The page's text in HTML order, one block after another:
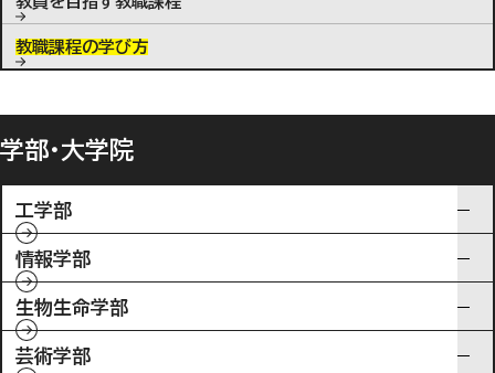
教職課程の学び方
学部・大学院
工学部
情報学部
生物生命学部
芸術学部